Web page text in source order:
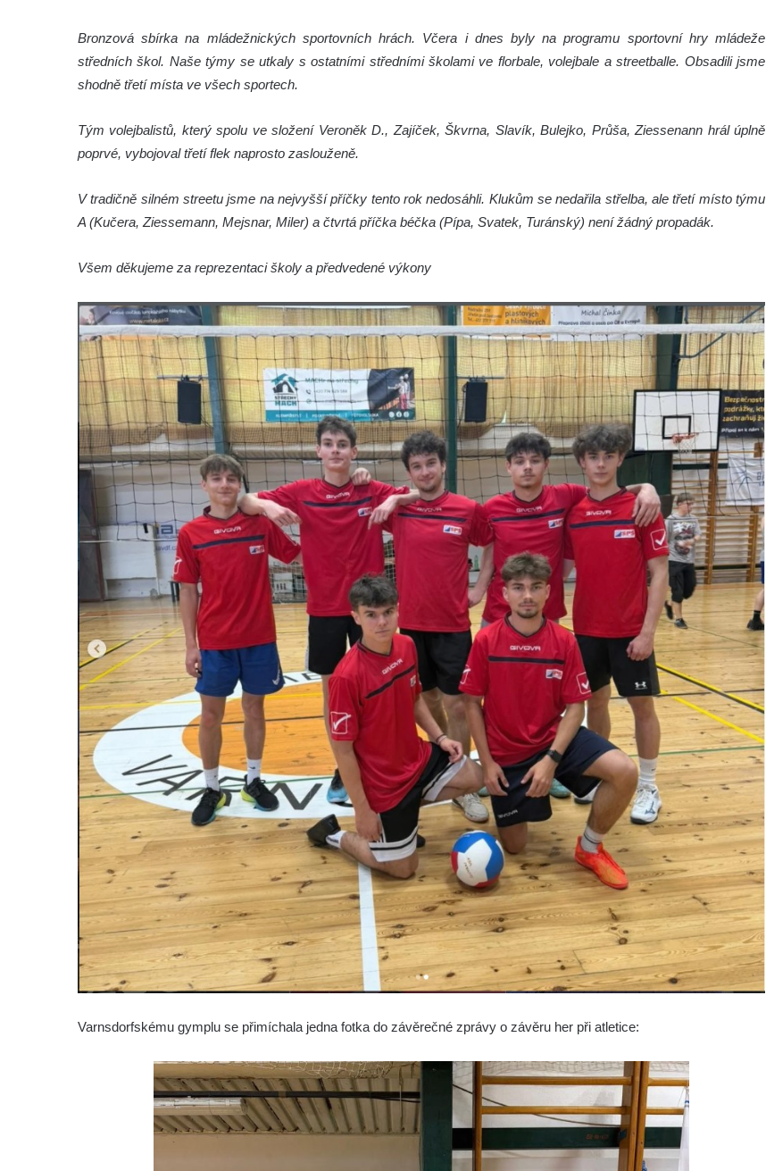
Bronzová sbírka na mládežnických sportovních hrách. Včera i dnes byly na programu sportovní hry mládeže
středních škol. Naše týmy se utkaly s ostatními středními školami ve florbale, volejbale a streetballe. Obsadili jsme
shodně třetí místa ve všech sportech.
Tým volejbalistů, který spolu ve složení Veroněk D., Zajíček, Škvrna, Slavík, Bulejko, Průša, Ziessenann hrál úplně
poprvé, vybojoval třetí flek naprosto zaslouženě.
V tradičně silném streetu jsme na nejvyšší příčky tento rok nedosáhli. Klukům se nedařila střelba, ale třetí místo týmu
A (Kučera, Ziessemann, Mejsnar, Miler) a čtvrtá příčka béčka (Pípa, Svatek, Turánský) není žádný propadák.
Všem děkujeme za reprezentaci školy a předvedené výkony
Varnsdorfskému gymplu se přimíchala jedna fotka do závěrečné zprávy o závěru her při atletice: